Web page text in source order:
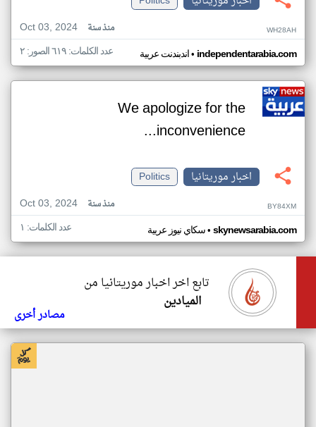
Oct 03, 2024
منذ سنة WH28AH
اندبندنت عربية• independentarabia.com عدد الكلمات: ٦١٩ الصور: ٢
We apologize for the
inconvenience...
اخبار موريتانيا
Politics
Oct 03, 2024
منذ سنة BY84XM
سكاي نيوز عربية• skynewsarabia.com عدد الكلمات: ١
تابع اخر اخبار موريتانيا من
الميادين
مصادر أخرى